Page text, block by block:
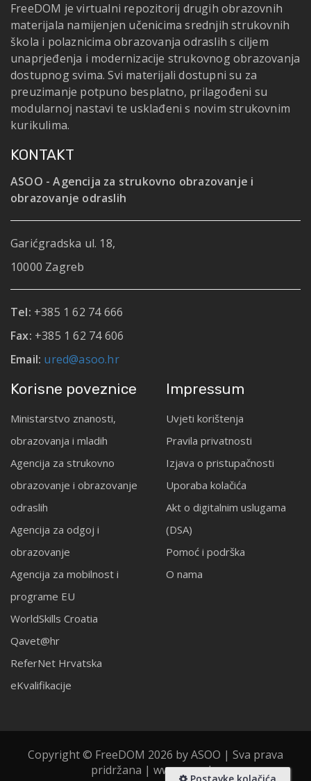
FreeDOM je virtualni repozitorij drugih obrazovnih
materijala namijenjen učenicima srednjih strukovnih
škola i polaznicima obrazovanja odraslih s ciljem
unaprjeđenja i modernizacije strukovnog obrazovanja
dostupnog svima. Svi materijali dostupni su za
preuzimanje potpuno besplatno, prilagođeni su
modularnoj nastavi te usklađeni s novim strukovnim
kurikulima.
KONTAKT
ASOO - Agencija za strukovno obrazovanje i
obrazovanje odraslih
Garićgradska ul. 18,
10000 Zagreb
Tel: +385 1 62 74 666
Fax: +385 1 62 74 606
Email: ured@asoo.hr
Korisne poveznice
Ministarstvo znanosti,
obrazovanja i mladih
Agencija za strukovno
obrazovanje i obrazovanje
odraslih
Agencija za odgoj i
obrazovanje
Agencija za mobilnost i
programe EU
WorldSkills Croatia
Qavet@hr
ReferNet Hrvatska
eKvalifikacije
Impressum
Uvjeti korištenja
Pravila privatnosti
Izjava o pristupačnosti
Uporaba kolačića
Akt o digitalnim uslugama
(DSA)
Pomoć i podrška
O nama
Copyright © FreeDOM 2026 by ASOO | Sva prava
pridržana | www.asoo.hr